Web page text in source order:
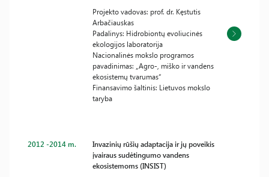
Projekto vadovas: prof. dr. Kęstutis
Arbačiauskas
Padalinys: Hidrobiontų evoliucinės
ekologijos laboratorija
Nacionalinės mokslo programos
pavadinimas: „Agro-, miško ir vandens
ekosistemų tvarumas“
Finansavimo šaltinis: Lietuvos mokslo
taryba
2012 -2014 m.
Invazinių rūšių adaptacija ir jų poveikis
įvairaus sudėtingumo vandens
ekosistemoms (INSIST)